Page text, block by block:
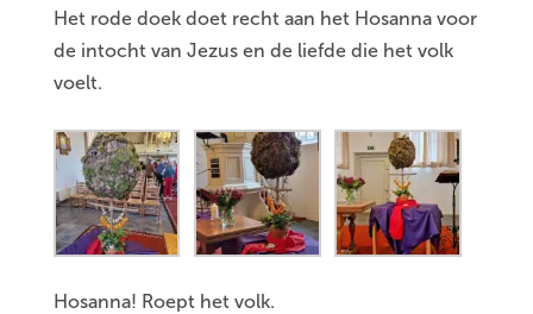
Het rode doek doet recht aan het Hosanna voor
de intocht van Jezus en de liefde die het volk
voelt.
Hosanna! Roept het volk.